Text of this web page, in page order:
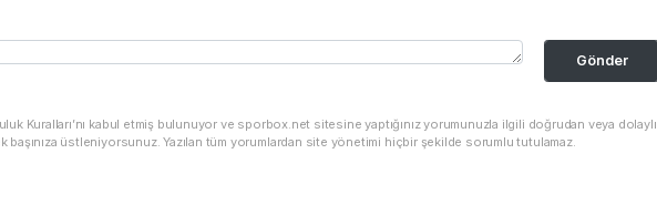
Gönder
Kuralları’nı kabul etmiş bulunuyor ve sporbox.net sitesine yaptığınız yorumunuzla ilgili doğrudan veya dolaylı
başınıza üstleniyorsunuz. Yazılan tüm yorumlardan site yönetimi hiçbir şekilde sorumlu tutulamaz.